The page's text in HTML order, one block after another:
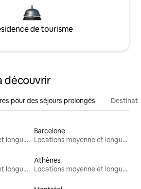
de tourisme
découvrir
pour des séjours prolongés
Locations moyenne et longue durée
Barcelone
Locations moyenne et longue durée
Locations moyenne et longue durée
Athènes
Locations moyenne et longue durée